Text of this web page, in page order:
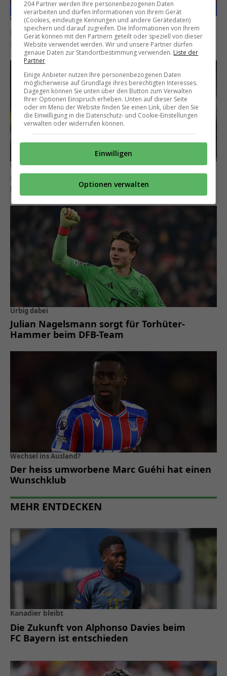
Werbung
Harry Kane holt einen
Nationalmannschaftskollegen zu den Bayern
Bleibt vorerst in München
Michael Olise lehnt Liverpool ab und hat
künftig einen anderen Wunschklub
Urbig dabei
Julian Nagelsmann sorgt für Torhüter-
Hammer beim DFB-Team
Wechsel ins Ausland?
Der heiss umworbene Marc Guéhi hat einen
Wunschklub
MEHR ENTDECKEN
Kanadier bleibt
Die Zukunft von Alphonso Davies beim
FC Bayern ist entschieden
204 Partner werden Ihre personenbezogenen Daten
verarbeiten und dürfen Informationen von Ihrem Gerät
(Cookies, eindeutige Kennungen und andere Gerätedaten)
speichern und darauf zugreifen. Die Informationen von Ihrem
Gerät können mit den Partnern geteilt oder speziell von dieser
Website verwendet werden. Wir und unsere Partner dürfen
genaue Daten zur Standortbestimmung verwenden. Liste der
Partner
Einige Anbieter nutzen Ihre personenbezogenen Daten
möglicherweise auf Grundlage ihres berechtigten Interesses.
Dagegen können Sie unten über den Button zum Verwalten
Ihrer Optionen Einspruch erheben. Unten auf dieser Seite
oder im Menü der Website finden Sie einen Link, über den Sie
die Einwilligung in die Datenschutz- und Cookie-Einstellungen
verwalten oder widerrufen können.
Einwilligen
Optionen verwalten